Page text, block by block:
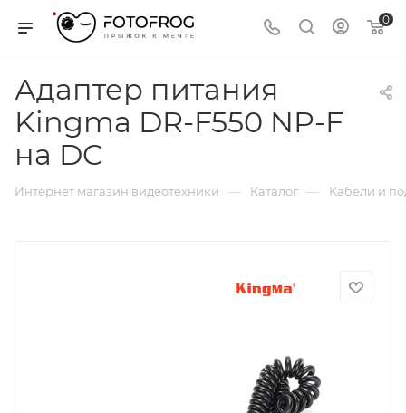
0
Адаптер питания
Kingma DR-F550 NP-F
на DC
Интернет магазин видеотехники — Каталог — Кабели и